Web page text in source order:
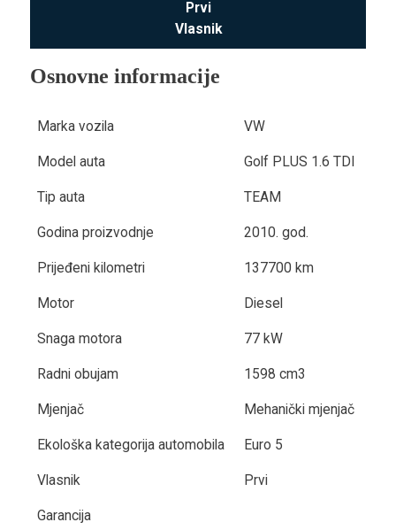
Prvi
Vlasnik
Osnovne informacije
Marka vozila VW
Model auta Golf PLUS 1.6 TDI
Tip auta TEAM
Godina proizvodnje 2010. god.
Prijeđeni kilometri 137700 km
Motor Diesel
Snaga motora 77 kW
Radni obujam 1598 cm3
Mjenjač Mehanički mjenjač
Ekološka kategorija automobila Euro 5
Vlasnik Prvi
Garancija